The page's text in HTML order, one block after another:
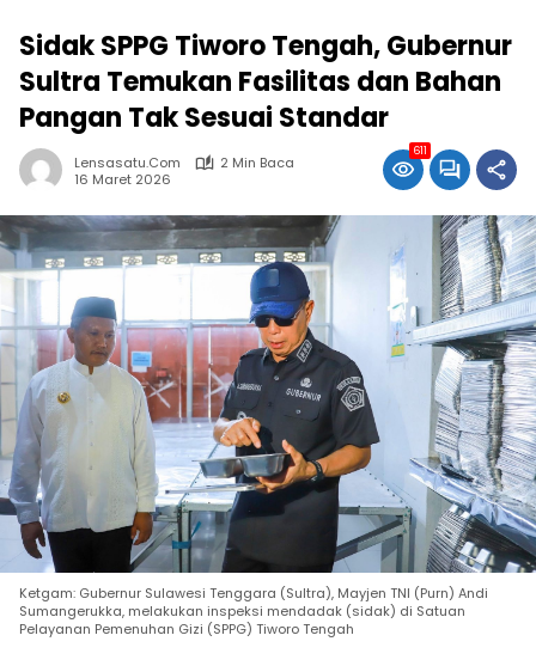
Sidak SPPG Tiworo Tengah, Gubernur
Sultra Temukan Fasilitas dan Bahan
Pangan Tak Sesuai Standar
Lensasatu.com
2 Min Baca
16 Maret 2026
611
Ketgam: Gubernur Sulawesi Tenggara (Sultra), Mayjen TNI (Purn) Andi
Sumangerukka, melakukan inspeksi mendadak (sidak) di Satuan
Pelayanan Pemenuhan Gizi (SPPG) Tiworo Tengah